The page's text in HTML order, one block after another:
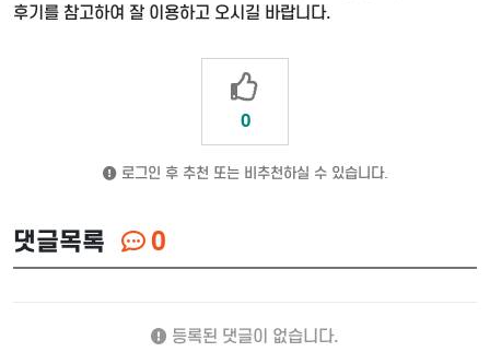
후기를 참고하여 잘 이용하고 오시길 바랍니다.
0
로그인 후 추천 또는 비추천하실 수 있습니다.
댓글목록 0
등록된 댓글이 없습니다.